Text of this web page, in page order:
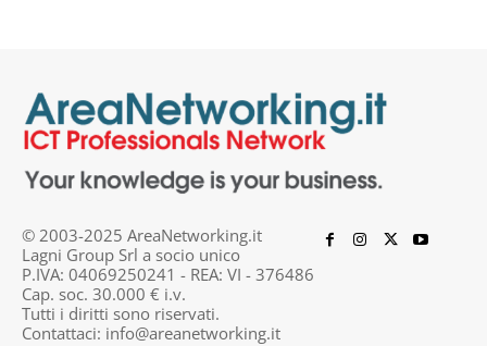
© 2003-2025 AreaNetworking.it
Lagni Group Srl a socio unico
P.IVA: 04069250241 - REA: VI - 376486
Cap. soc. 30.000 € i.v.
Tutti i diritti sono riservati.
Contattaci: info@areanetworking.it